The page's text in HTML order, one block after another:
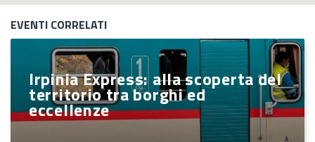
EVENTI CORRELATI
Irpinia Express: alla scoperta del
territorio tra borghi ed
eccellenze